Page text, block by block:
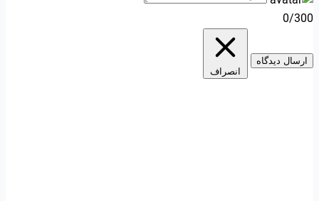
0/300
ارسال دیدگاه
انصراف